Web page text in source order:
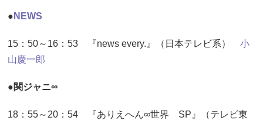
● NEWS
15：50～16：53 『news every.』（日本テレビ系） 小
山慶一郎
●関ジャニ∞
18：55～20：54 『ありえへん∞世界 SP』（テレビ東